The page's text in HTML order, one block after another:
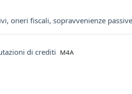
oneri fiscali, sopravvenienze
di crediti File
M4A